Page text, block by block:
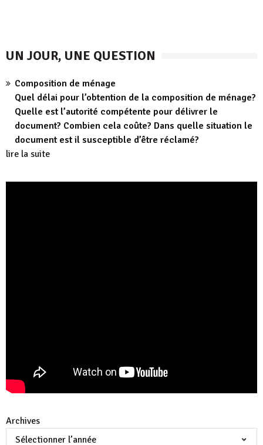
UN JOUR, UNE QUESTION
Composition de ménage
Quel délai pour l’obtention de la composition de ménage?
Quelle est l’autorité compétente pour délivrer le
document? Combien cela coûte? Dans quelle situation le
document est il susceptible d’être réclamé?
lire la suite
Archives